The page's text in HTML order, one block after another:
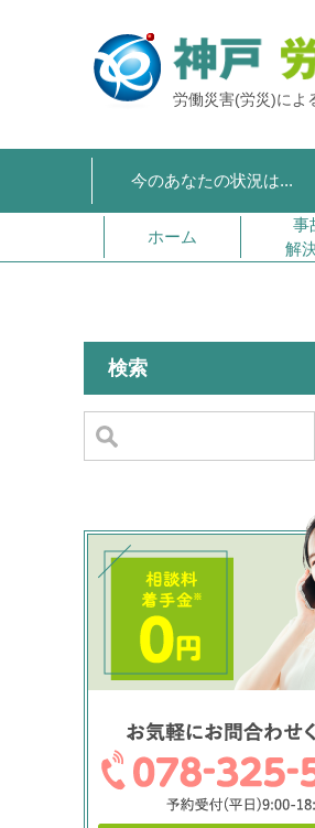
労働災害(労災)によ
今のあなたの状況は...
ホーム
事
解
検索